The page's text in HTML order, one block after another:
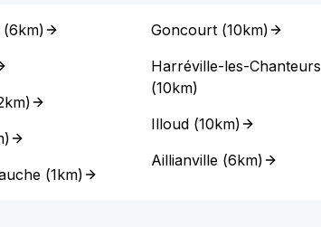
(6km)
)
)
(1km)
Goncourt (10km)
Harréville-les-Chanteurs
(10km)
Illoud (10km)
Aillianville (6km)